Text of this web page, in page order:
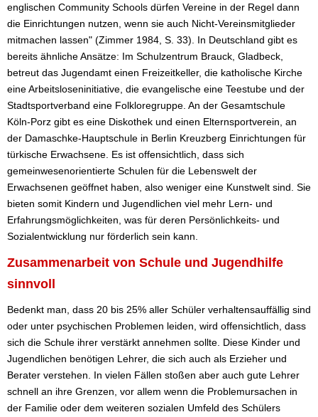
englischen Community Schools dürfen Vereine in der Regel dann
die Einrichtungen nutzen, wenn sie auch Nicht-Vereinsmitglieder
mitmachen lassen" (Zimmer 1984, S. 33). In Deutschland gibt es
bereits ähnliche Ansätze: Im Schulzentrum Brauck, Gladbeck,
betreut das Jugendamt einen Freizeitkeller, die katholische Kirche
eine Arbeitsloseninitiative, die evangelische eine Teestube und der
Stadtsportverband eine Folkloregruppe. An der Gesamtschule
Köln-Porz gibt es eine Diskothek und einen Elternsportverein, an
der Damaschke-Hauptschule in Berlin Kreuzberg Einrichtungen für
türkische Erwachsene. Es ist offensichtlich, dass sich
gemeinwesenorientierte Schulen für die Lebenswelt der
Erwachsenen geöffnet haben, also weniger eine Kunstwelt sind. Sie
bieten somit Kindern und Jugendlichen viel mehr Lern- und
Erfahrungsmöglichkeiten, was für deren Persönlichkeits- und
Sozialentwicklung nur förderlich sein kann.
Zusammenarbeit von Schule und Jugendhilfe
sinnvoll
Bedenkt man, dass 20 bis 25% aller Schüler verhaltensauffällig sind
oder unter psychischen Problemen leiden, wird offensichtlich, dass
sich die Schule ihrer verstärkt annehmen sollte. Diese Kinder und
Jugendlichen benötigen Lehrer, die sich auch als Erzieher und
Berater verstehen. In vielen Fällen stoßen aber auch gute Lehrer
schnell an ihre Grenzen, vor allem wenn die Problemursachen in
der Familie oder dem weiteren sozialen Umfeld des Schülers